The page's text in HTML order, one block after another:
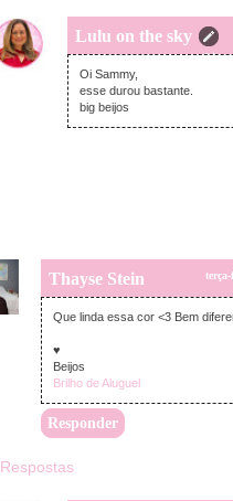
Lulu on the sky
terça-feira,
Oi Sammy,
esse durou bastante.
big beijos
Thayse Stein
Que linda essa cor <3 Bem
♥
Beijos
Brilho de Aluguel
Responder
Respostas